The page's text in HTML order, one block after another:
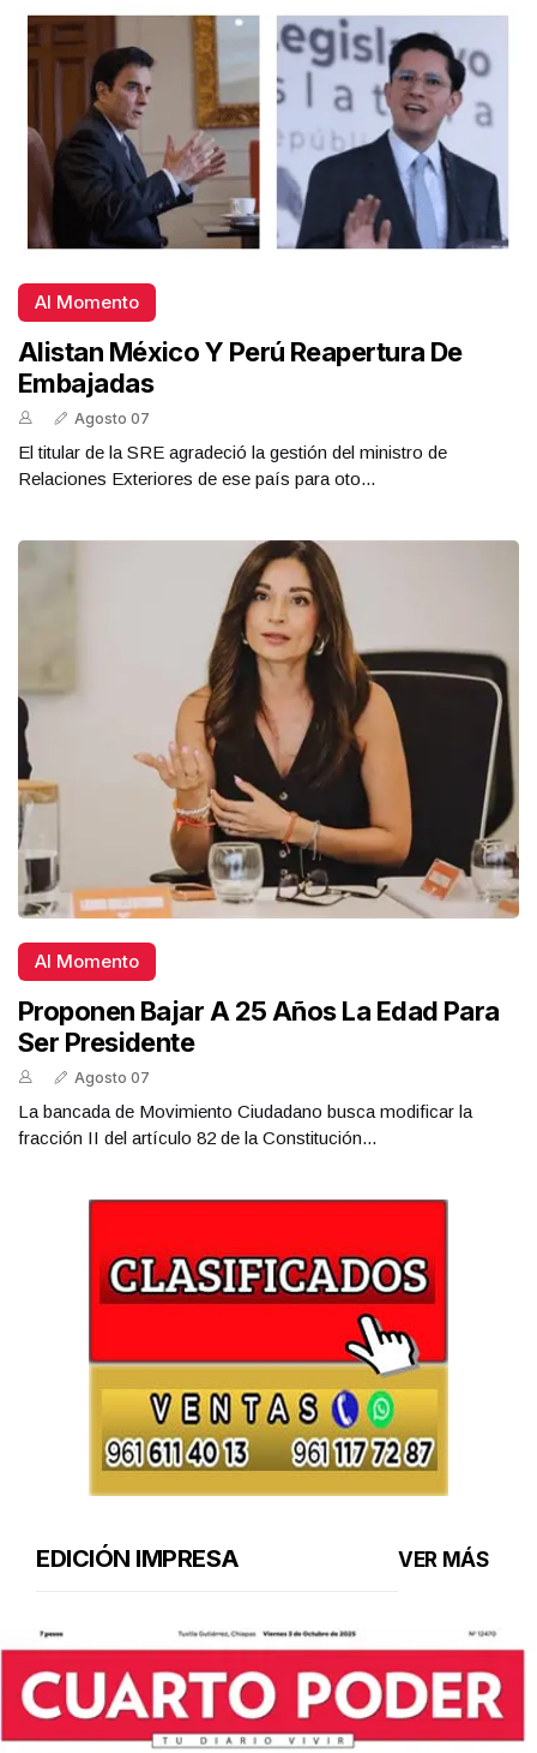
Al Momento
Alistan México Y Perú Reapertura De
Embajadas
Agosto 07
El titular de la SRE agradeció la gestión del ministro de
Relaciones Exteriores de ese país para oto...
Al Momento
Proponen Bajar A 25 Años La Edad Para
Ser Presidente
Agosto 07
La bancada de Movimiento Ciudadano busca modificar la
fracción II del artículo 82 de la Constitución...
EDICIÓN IMPRESA VER MÁS